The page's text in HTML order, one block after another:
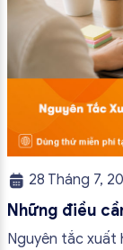
28 Tháng 7,
Những điều
đầu ra
Nguyên tắc xuất